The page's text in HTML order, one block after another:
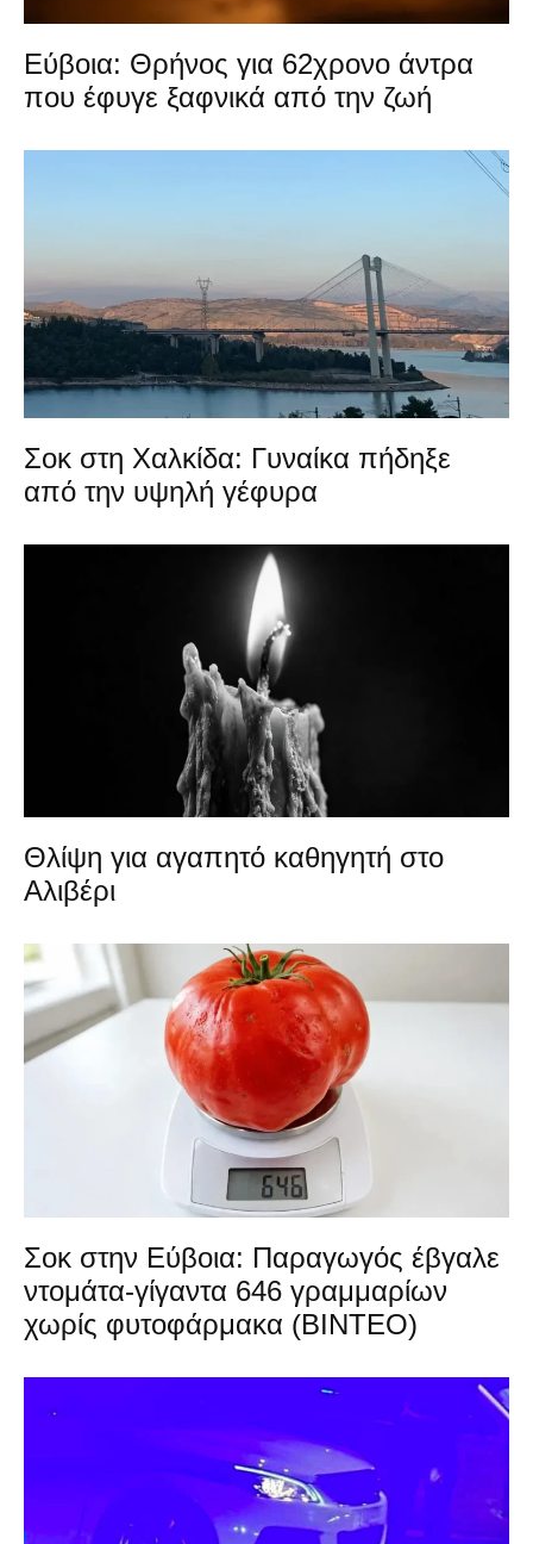
Εύβοια: Θρήνος για 62χρονο άντρα
που έφυγε ξαφνικά από την ζωή
Σοκ στη Χαλκίδα: Γυναίκα πήδηξε
από την υψηλή γέφυρα
Θλίψη για αγαπητό καθηγητή στο
Αλιβέρι
Σοκ στην Εύβοια: Παραγωγός έβγαλε
ντομάτα-γίγαντα 646 γραμμαρίων
χωρίς φυτοφάρμακα (ΒΙΝΤΕΟ)